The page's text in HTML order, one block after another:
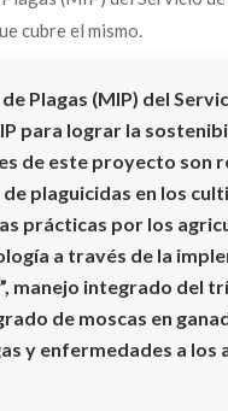
cubre el mismo.
Plagas (MIP) del
para lograr la
de este proyecto son
plaguicidas en los
prácticas por los
a través de la
manejo integrado del
de moscas en
y enfermedades a los